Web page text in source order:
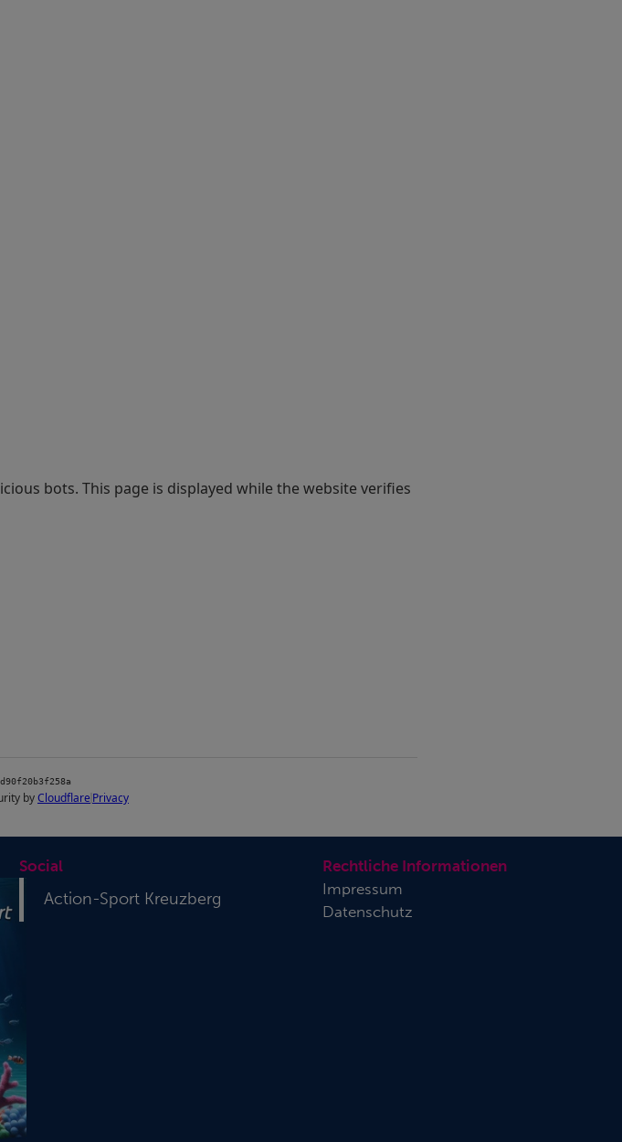
Social
Action-Sport Kreuzberg
Rechtliche Informationen
Impressum
Datenschutz